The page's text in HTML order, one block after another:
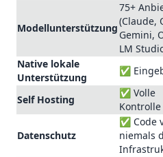
Modellunterstützung
75+
(Claude,
Gemini,
LM
Native lokale
Unterstützung
✅
Self Hosting
✅ Volle
Kontrolle
Datenschutz
✅ Code
niemals